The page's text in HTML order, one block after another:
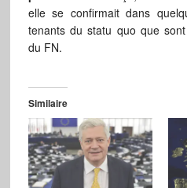
elle se confirmait dans
tenants du statu quo que
du FN.
Similaire